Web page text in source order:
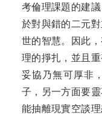
考倫理課題的建
於對與錯的二元
世的智慧。因此
理的掙扎，並且
妥協乃無可厚非
子，另一方面要
能抽離現實空談